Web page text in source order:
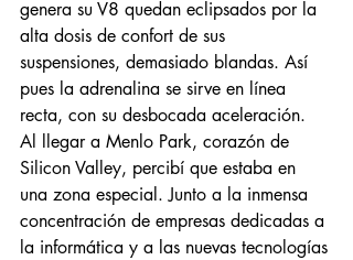
genera su V8 quedan eclipsados por la
alta dosis de confort de sus
suspensiones, demasiado blandas. Así
pues la adrenalina se sirve en línea
recta, con su desbocada aceleración.
Al llegar a Menlo Park, corazón de
Silicon Valley, percibí que estaba en
una zona especial. Junto a la inmensa
concentración de empresas dedicadas a
la informática y a las nuevas tecnologías